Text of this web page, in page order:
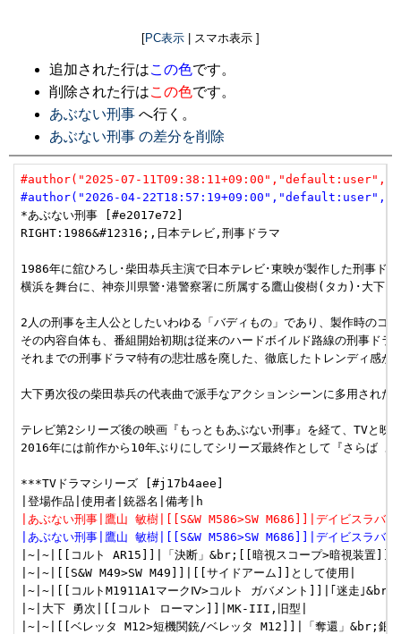
[PC表示 | スマホ表示 ]
追加された行はこの色です。
削除された行はこの色です。
あぶない刑事 へ行く。
あぶない刑事 の差分を削除
#author("2025-07-
#author("2026-04-
*あぶない刑事 [#e2017e72]
RIGHT:1986&#12316;,日本テレビ,刑事ドラマ
1986年に舘ひろし･柴田恭兵主演で日本テレビ･東映が製作した刑事ド
横浜を舞台に、神奈川県警･港警察署に所属する鷹山俊樹(タカ)･大下
2人の刑事を主人公としたいわゆる「バディもの」であり、製作時の
その内容自体も、番組開始初期は従来のハードボイルド路線の刑事ド
それまでの刑事ドラマ特有の悲壮感を廃した、徹底したトレンディ感
大下勇次役の柴田恭兵の代表曲で派手なアクションシーンに多用され
テレビ第2シリーズ後の映画『もっともあぶない刑事』を経て、TVと
2016年には前作から10年ぶりにしてシリーズ最終作として『さらば
***TVドラマシリーズ [#j17b4aee]
|あぶない刑事|鷹山 敏樹|[[S&W M586>SW M686]]|デイビスラバー
|あぶない刑事|鷹山 敏樹|[[S&W M586>SW M686]]|デイビスラバ
|~|~|[[コルト AR15]]|「決断」&br;[[暗視スコープ>暗視装置]]
|~|~|[[S&W M49>SW M49]]|[[サイドアーム]]として使用|
|~|~|[[コルトM1911A1マークⅣ>コルト ガバメント]]|｢迷走｣&br;
|~|大下 勇次|[[コルト ローマン]]|MK-III,旧型|
|~|~|[[ベレッタ M12>短機関銃/ベレッタ M12]]|「奪還」&br;銀星